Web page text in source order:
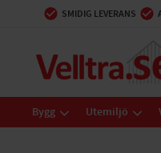
SMIDIG LEVERANS
Bygg Utemiljö